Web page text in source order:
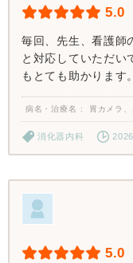
5.0
毎回、先生、看護師
と対応していただい
もとても助かります。
病名・治療名 胃カメラ
消化器内科
5.0